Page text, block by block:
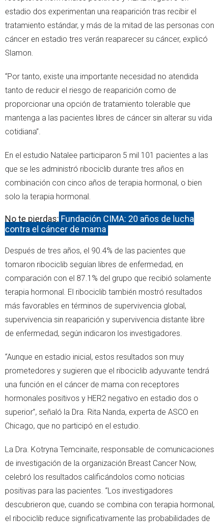
estadio dos experimentan una reaparición tras recibir el
tratamiento estándar, y más de la mitad de las personas con
cáncer en estadio tres verán reaparecer su cáncer, explicó
Slamon.
“Por tanto, existe una importante necesidad no atendida
tanto de reducir el riesgo de reaparición como de
proporcionar una opción de tratamiento tolerable que
mantenga a las pacientes libres de cáncer sin alterar su vida
cotidiana”.
En el estudio Natalee participaron 5 mil 101 pacientes a las
que se les administró ribociclib durante tres años en
combinación con cinco años de terapia hormonal, o bien
solo la terapia hormonal.
No te pierdas: Fundación CIMA: 20 años de lucha
contra el cáncer de mama
Después de tres años, el 90.4% de las pacientes que
tomaron ribociclib seguían libres de enfermedad, en
comparación con el 87.1% del grupo que recibió solamente
terapia hormonal. El ribociclib también mostró resultados
más favorables en términos de supervivencia global,
supervivencia sin reaparición y supervivencia distante libre
de enfermedad, según indicaron los investigadores.
“Aunque en estadio inicial, estos resultados son muy
prometedores y sugieren que el ribociclib adyuvante tendrá
una función en el cáncer de mama con receptores
hormonales positivos y HER2 negativo en estadio dos o
superior”, señaló la Dra. Rita Nanda, experta de ASCO en
Chicago, que no participó en el estudio.
La Dra. Kotryna Temcinaite, responsable de comunicaciones
de investigación de la organización Breast Cancer Now,
celebró los resultados calificándolos como noticias
positivas para las pacientes. “Los investigadores
descubrieron que, cuando se combina con terapia hormonal,
el ribociclib reduce significativamente las probabilidades de